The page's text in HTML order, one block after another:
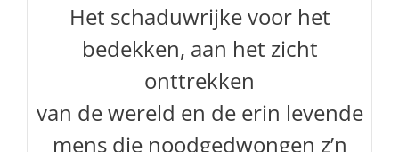
Het schaduwrijke voor het
bedekken, aan het zicht
onttrekken
van dewereld en de erin levende
mens die noodgedwongen z’n